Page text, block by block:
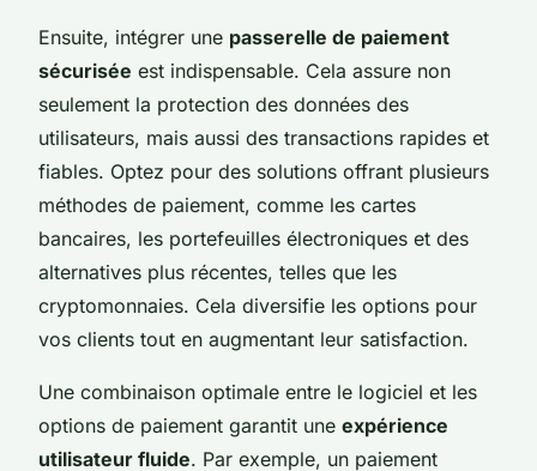
Ensuite, intégrer une passerelle de paiement
sécurisée est indispensable. Cela assure non
seulement la protection des données des
utilisateurs, mais aussi des transactions rapides et
fiables. Optez pour des solutions offrant plusieurs
méthodes de paiement, comme les cartes
bancaires, les portefeuilles électroniques et des
alternatives plus récentes, telles que les
cryptomonnaies. Cela diversifie les options pour
vos clients tout en augmentant leur satisfaction.
Une combinaison optimale entre le logiciel et les
options de paiement garantit une expérience
utilisateur fluide. Par exemple, un paiement